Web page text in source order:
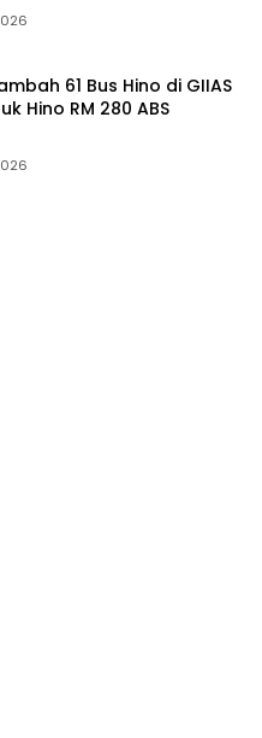
61 Bus Hino di GIIAS
Hino RM 280 ABS